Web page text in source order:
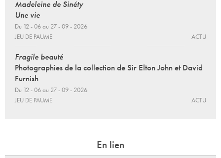
Madeleine de Sinéty
Une vie
Du 12 - 06 au 27 - 09 - 2026
JEU DE PAUME
ACTU
Fragile beauté
Photographies de la collection de Sir Elton John et David
Furnish
Du 12 - 06 au 27 - 09 - 2026
JEU DE PAUME
ACTU
En lien